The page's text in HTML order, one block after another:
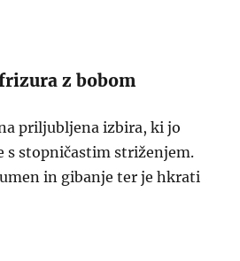
z bobom
priljubljena izbira, ki jo
s stopničastim striženjem.
in gibanje ter je hkrati